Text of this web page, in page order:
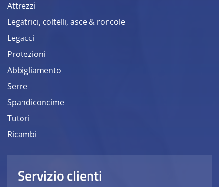
Attrezzi
Legatrici, coltelli, asce & roncole
Legacci
Protezioni
Abbigliamento
Serre
Spandiconcime
Tutori
Ricambi
Servizio clienti